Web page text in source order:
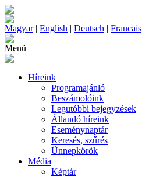
Magyar| English | Deutsch | Francais
Menü
Híreink
Programajánló
Beszámolóink
Legutóbbi bejegyzések
Állandó híreink
Eseménynaptár
Keresés, szűrés
Ünnepkörök
Média
Képtár